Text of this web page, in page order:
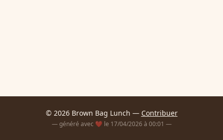
© 2026 Brown Bag Lunch — Contribuer
— généré avec ❤️ le 17/04/2026 à 00:01 —